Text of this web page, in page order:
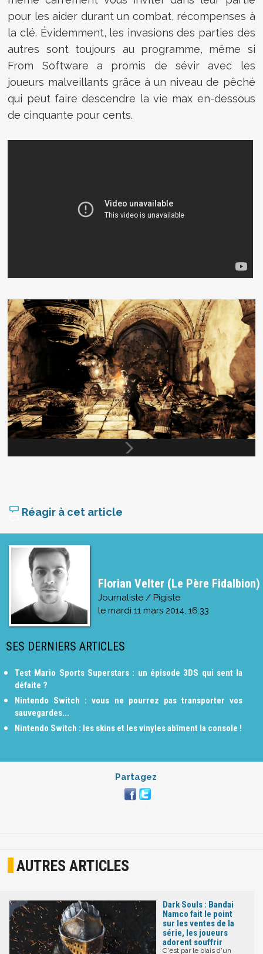
pour les aider durant un combat, récompenses à
la clé. Évidemment, les invasions des parties des
autres sont toujours au programme, même si
From Software a promis de sévir avec les
joueurs malveillants grâce à un niveau de pêché
qui peut faire descendre la vie max en-dessous
de cinquante pour cents.
Réagir à cet article
Florian Velter (Le Père Fidalbion)
Journaliste / Pigiste
le mardi 11 mars 2014, 16:33
SES DERNIERS ARTICLES
Test Mario Sports Superstars : un épisode 3DS qui sent la
défaite ?
Nintendo Switch : vous ne pourrez pas transporter vos
sauvegardes...
Nintendo Switch : les skins et les vinyles abîment la console !
Partagez
AUTRES ARTICLES
Dark Souls : Bandai
Namco fait le point
sur les ventes de la
série, les joueurs
adorent souffrir
C'est par le biais d'un